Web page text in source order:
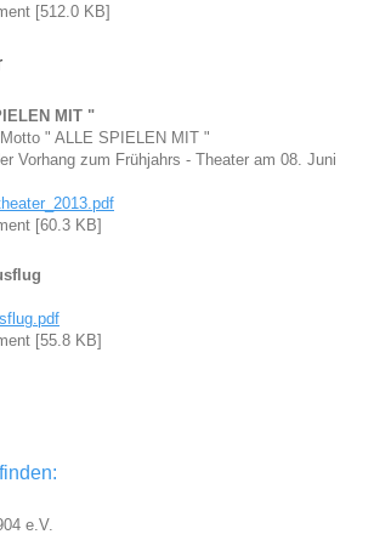
[512.0 KB]
MIT "
" ALLE SPIELEN MIT "
Vorhang zum Frühjahrs - Theater am 08. Juni
[60.3 KB]
[55.8 KB]
e.V.